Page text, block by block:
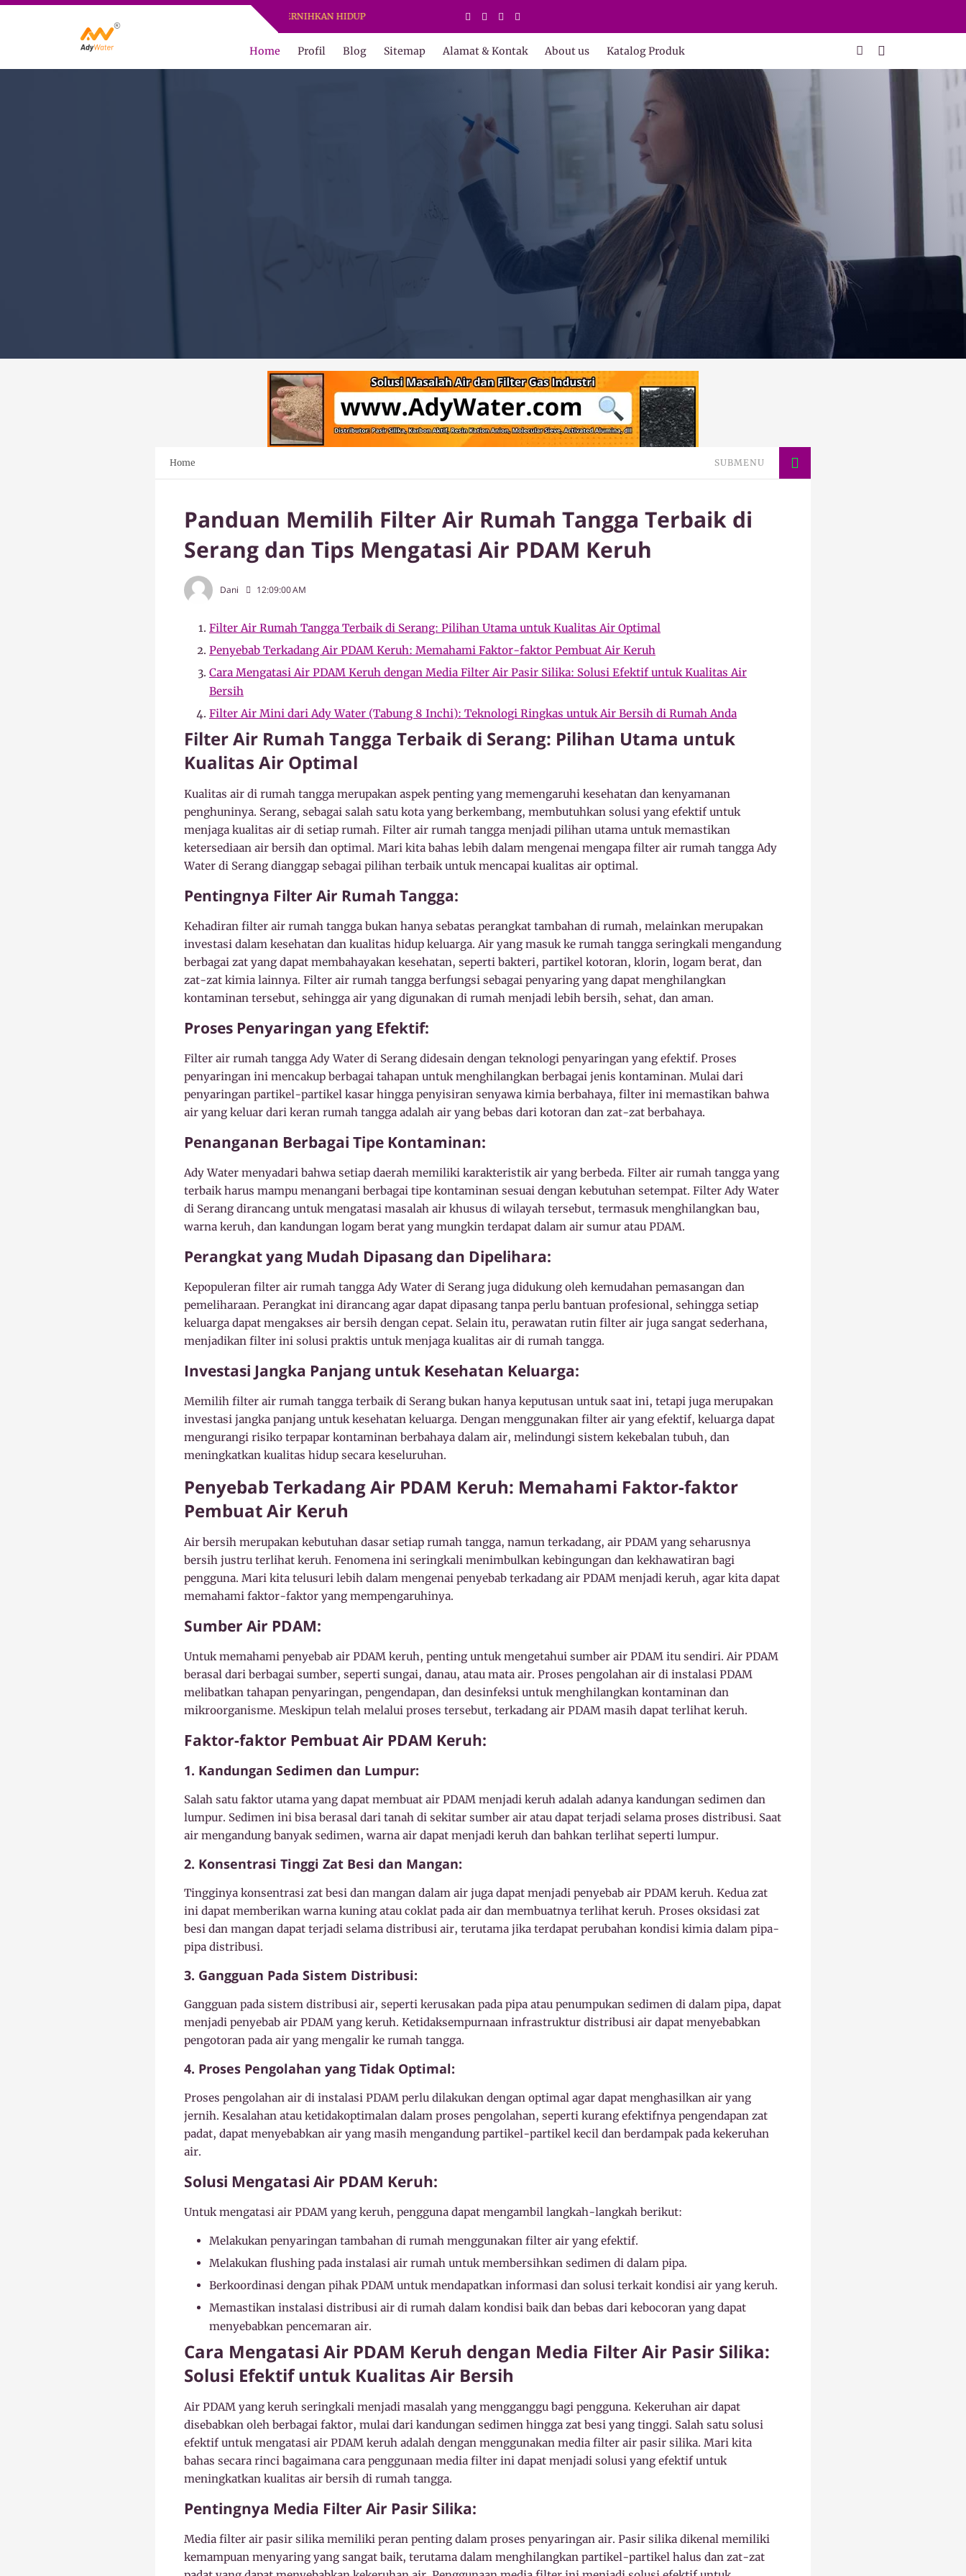
ADY WATER | JERNIHKAN HIDUP
Home Profil Blog Sitemap Alamat & Kontak About us Katalog Produk
Home SUBMENU
Panduan Memilih Filter Air Rumah Tangga Terbaik di
Serang dan Tips Mengatasi Air PDAM Keruh
Dani 12:09:00 AM
Filter Air Rumah Tangga Terbaik di Serang: Pilihan Utama untuk Kualitas Air Optimal
Penyebab Terkadang Air PDAM Keruh: Memahami Faktor-faktor Pembuat Air Keruh
Cara Mengatasi Air PDAM Keruh dengan Media Filter Air Pasir Silika: Solusi Efektif untuk Kualitas Air
Bersih
Filter Air Mini dari Ady Water (Tabung 8 Inchi): Teknologi Ringkas untuk Air Bersih di Rumah Anda
Filter Air Rumah Tangga Terbaik di Serang: Pilihan Utama untuk
Kualitas Air Optimal
Kualitas air di rumah tangga merupakan aspek penting yang memengaruhi kesehatan dan kenyamanan
penghuninya. Serang, sebagai salah satu kota yang berkembang, membutuhkan solusi yang efektif untuk
menjaga kualitas air di setiap rumah. Filter air rumah tangga menjadi pilihan utama untuk memastikan
ketersediaan air bersih dan optimal. Mari kita bahas lebih dalam mengenai mengapa filter air rumah tangga Ady
Water di Serang dianggap sebagai pilihan terbaik untuk mencapai kualitas air optimal.
Pentingnya Filter Air Rumah Tangga:
Kehadiran filter air rumah tangga bukan hanya sebatas perangkat tambahan di rumah, melainkan merupakan
investasi dalam kesehatan dan kualitas hidup keluarga. Air yang masuk ke rumah tangga seringkali mengandung
berbagai zat yang dapat membahayakan kesehatan, seperti bakteri, partikel kotoran, klorin, logam berat, dan
zat-zat kimia lainnya. Filter air rumah tangga berfungsi sebagai penyaring yang dapat menghilangkan
kontaminan tersebut, sehingga air yang digunakan di rumah menjadi lebih bersih, sehat, dan aman.
Proses Penyaringan yang Efektif:
Filter air rumah tangga Ady Water di Serang didesain dengan teknologi penyaringan yang efektif. Proses
penyaringan ini mencakup berbagai tahapan untuk menghilangkan berbagai jenis kontaminan. Mulai dari
penyaringan partikel-partikel kasar hingga penyisiran senyawa kimia berbahaya, filter ini memastikan bahwa
air yang keluar dari keran rumah tangga adalah air yang bebas dari kotoran dan zat-zat berbahaya.
Penanganan Berbagai Tipe Kontaminan:
Ady Water menyadari bahwa setiap daerah memiliki karakteristik air yang berbeda. Filter air rumah tangga yang
terbaik harus mampu menangani berbagai tipe kontaminan sesuai dengan kebutuhan setempat. Filter Ady Water
di Serang dirancang untuk mengatasi masalah air khusus di wilayah tersebut, termasuk menghilangkan bau,
warna keruh, dan kandungan logam berat yang mungkin terdapat dalam air sumur atau PDAM.
Perangkat yang Mudah Dipasang dan Dipelihara:
Kepopuleran filter air rumah tangga Ady Water di Serang juga didukung oleh kemudahan pemasangan dan
pemeliharaan. Perangkat ini dirancang agar dapat dipasang tanpa perlu bantuan profesional, sehingga setiap
keluarga dapat mengakses air bersih dengan cepat. Selain itu, perawatan rutin filter air juga sangat sederhana,
menjadikan filter ini solusi praktis untuk menjaga kualitas air di rumah tangga.
Investasi Jangka Panjang untuk Kesehatan Keluarga:
Memilih filter air rumah tangga terbaik di Serang bukan hanya keputusan untuk saat ini, tetapi juga merupakan
investasi jangka panjang untuk kesehatan keluarga. Dengan menggunakan filter air yang efektif, keluarga dapat
mengurangi risiko terpapar kontaminan berbahaya dalam air, melindungi sistem kekebalan tubuh, dan
meningkatkan kualitas hidup secara keseluruhan.
Penyebab Terkadang Air PDAM Keruh: Memahami Faktor-faktor
Pembuat Air Keruh
Air bersih merupakan kebutuhan dasar setiap rumah tangga, namun terkadang, air PDAM yang seharusnya
bersih justru terlihat keruh. Fenomena ini seringkali menimbulkan kebingungan dan kekhawatiran bagi
pengguna. Mari kita telusuri lebih dalam mengenai penyebab terkadang air PDAM menjadi keruh, agar kita dapat
memahami faktor-faktor yang mempengaruhinya.
Sumber Air PDAM:
Untuk memahami penyebab air PDAM keruh, penting untuk mengetahui sumber air PDAM itu sendiri. Air PDAM
berasal dari berbagai sumber, seperti sungai, danau, atau mata air. Proses pengolahan air di instalasi PDAM
melibatkan tahapan penyaringan, pengendapan, dan desinfeksi untuk menghilangkan kontaminan dan
mikroorganisme. Meskipun telah melalui proses tersebut, terkadang air PDAM masih dapat terlihat keruh.
Faktor-faktor Pembuat Air PDAM Keruh:
1. Kandungan Sedimen dan Lumpur:
Salah satu faktor utama yang dapat membuat air PDAM menjadi keruh adalah adanya kandungan sedimen dan
lumpur. Sedimen ini bisa berasal dari tanah di sekitar sumber air atau dapat terjadi selama proses distribusi. Saat
air mengandung banyak sedimen, warna air dapat menjadi keruh dan bahkan terlihat seperti lumpur.
2. Konsentrasi Tinggi Zat Besi dan Mangan:
Tingginya konsentrasi zat besi dan mangan dalam air juga dapat menjadi penyebab air PDAM keruh. Kedua zat
ini dapat memberikan warna kuning atau coklat pada air dan membuatnya terlihat keruh. Proses oksidasi zat
besi dan mangan dapat terjadi selama distribusi air, terutama jika terdapat perubahan kondisi kimia dalam pipa-
pipa distribusi.
3. Gangguan Pada Sistem Distribusi:
Gangguan pada sistem distribusi air, seperti kerusakan pada pipa atau penumpukan sedimen di dalam pipa, dapat
menjadi penyebab air PDAM yang keruh. Ketidaksempurnaan infrastruktur distribusi air dapat menyebabkan
pengotoran pada air yang mengalir ke rumah tangga.
4. Proses Pengolahan yang Tidak Optimal:
Proses pengolahan air di instalasi PDAM perlu dilakukan dengan optimal agar dapat menghasilkan air yang
jernih. Kesalahan atau ketidakoptimalan dalam proses pengolahan, seperti kurang efektifnya pengendapan zat
padat, dapat menyebabkan air yang masih mengandung partikel-partikel kecil dan berdampak pada kekeruhan
air.
Solusi Mengatasi Air PDAM Keruh:
Untuk mengatasi air PDAM yang keruh, pengguna dapat mengambil langkah-langkah berikut:
Melakukan penyaringan tambahan di rumah menggunakan filter air yang efektif.
Melakukan flushing pada instalasi air rumah untuk membersihkan sedimen di dalam pipa.
Berkoordinasi dengan pihak PDAM untuk mendapatkan informasi dan solusi terkait kondisi air yang keruh.
Memastikan instalasi distribusi air di rumah dalam kondisi baik dan bebas dari kebocoran yang dapat
menyebabkan pencemaran air.
Cara Mengatasi Air PDAM Keruh dengan Media Filter Air Pasir Silika:
Solusi Efektif untuk Kualitas Air Bersih
Air PDAM yang keruh seringkali menjadi masalah yang mengganggu bagi pengguna. Kekeruhan air dapat
disebabkan oleh berbagai faktor, mulai dari kandungan sedimen hingga zat besi yang tinggi. Salah satu solusi
efektif untuk mengatasi air PDAM keruh adalah dengan menggunakan media filter air pasir silika. Mari kita
bahas secara rinci bagaimana cara penggunaan media filter ini dapat menjadi solusi yang efektif untuk
meningkatkan kualitas air bersih di rumah tangga.
Pentingnya Media Filter Air Pasir Silika:
Media filter air pasir silika memiliki peran penting dalam proses penyaringan air. Pasir silika dikenal memiliki
kemampuan menyaring yang sangat baik, terutama dalam menghilangkan partikel-partikel halus dan zat-zat